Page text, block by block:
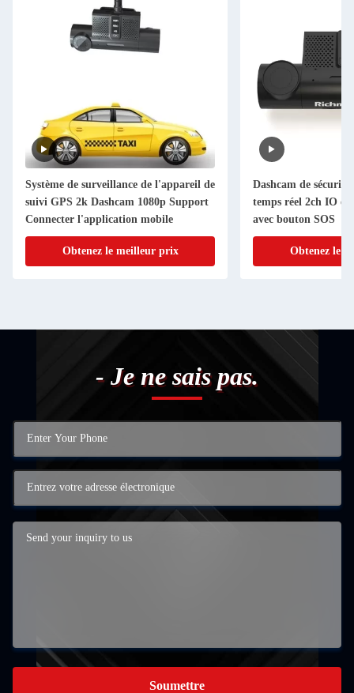
Système de surveillance de l'appareil de
suivi GPS 2k Dashcam 1080p Support
Connecter l'application mobile
Obtenez le meilleur prix
Dashcam de
temps réel 2ch IO
avec bouton SOS
Obtenez le
- Je ne sais pas.
Soumettre